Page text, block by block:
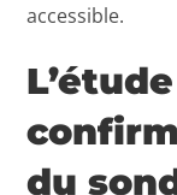
accessible.
du